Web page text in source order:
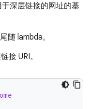
于深层链接的网址的基
尾随 lambda。
接 URI。